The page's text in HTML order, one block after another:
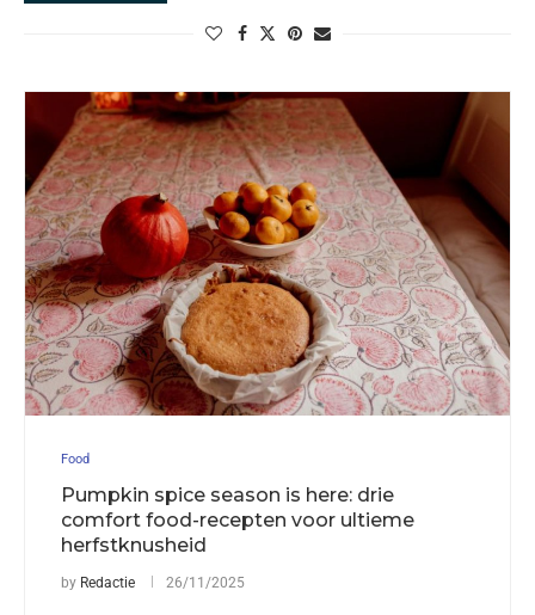
Food
Pumpkin spice season is here: drie
comfort food-recepten voor ultieme
herfstknusheid
by Redactie 26/11/2025